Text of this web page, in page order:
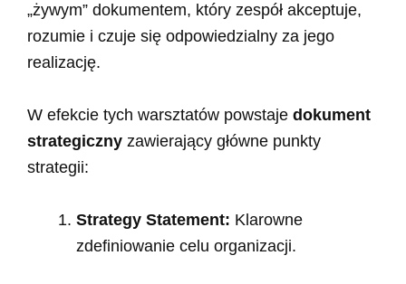
„żywym” dokumentem, który zespół akceptuje,
rozumie i czuje się odpowiedzialny za jego
realizację.
W efekcie tych warsztatów powstaje dokument
strategiczny zawierający główne punkty
strategii:
Strategy Statement: Klarowne
zdefiniowanie celu organizacji.